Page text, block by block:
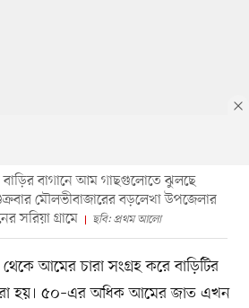
বাগানে আম গাছগুলোতে ঝুলছে
মৌলভীবাজারের বড়লেখা উপজেলার
সরিয়া গ্রামে
ছবি: প্রথম আলো
আমের চারা সংগ্রহ করে বাড়িটির
হয়। ৫০–এর অধিক আমের জাত এখন